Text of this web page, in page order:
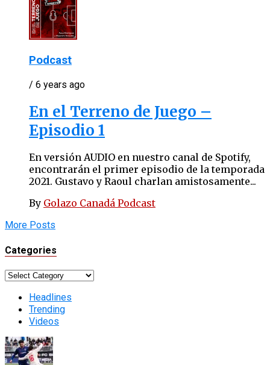
Podcast
/ 6 years ago
En el Terreno de Juego –
Episodio 1
En versión AUDIO en nuestro canal de Spotify,
encontrarán el primer episodio de la temporada
2021. Gustavo y Raoul charlan amistosamente...
By Golazo Canadá Podcast
More Posts
Categories
Categories
Headlines
Trending
Videos